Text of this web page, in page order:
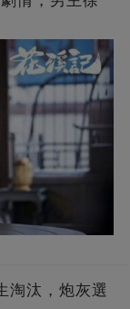
淘汰，炮灰選